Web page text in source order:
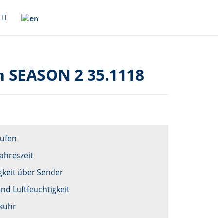
2 35.1118
über Sender
Luftfeuchtigkeit